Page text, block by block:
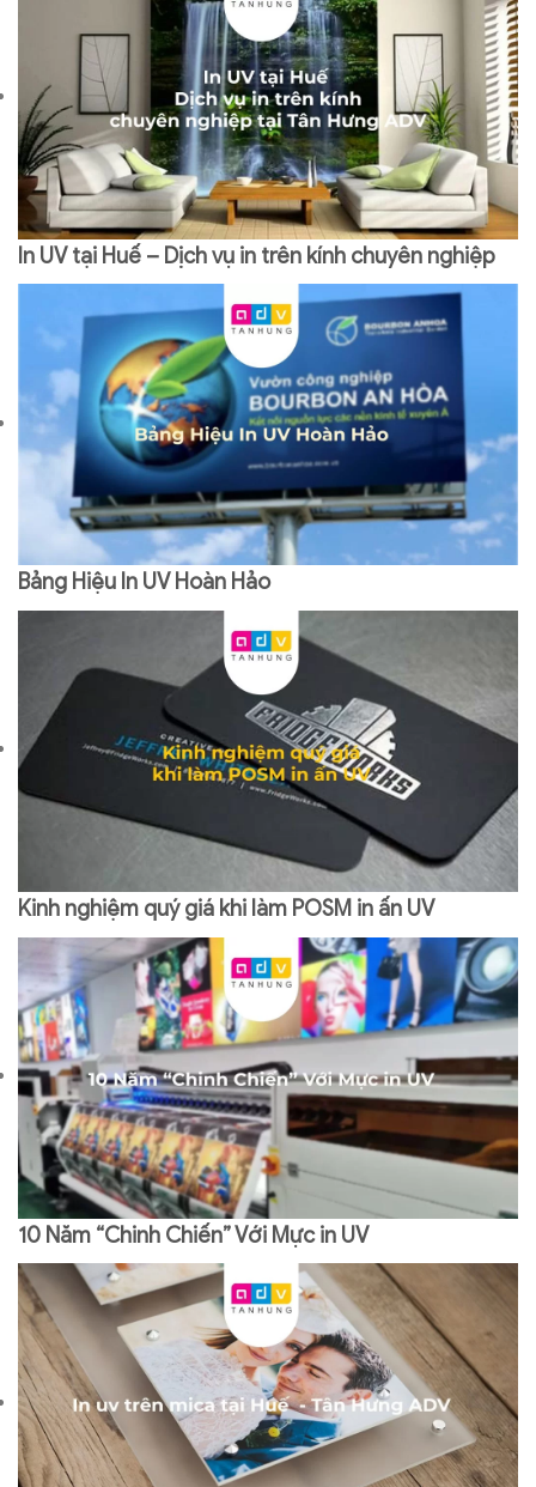
In UV tại Huế – Dịch vụ in trên kính chuyên nghiệp
Bảng Hiệu In UV Hoàn Hảo
Kinh nghiệm quý giá khi làm POSM in ấn UV
10 Năm “Chinh Chiến” Với Mực in UV